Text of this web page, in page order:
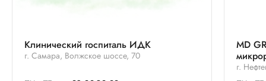
Клинический госпиталь ИДК
г. Самара, Волжское шоссе, 70
MD
г.